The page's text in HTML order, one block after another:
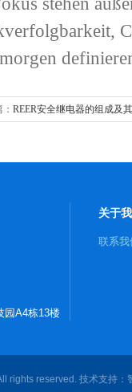
REER安全继电器的组成及
园A4栋13楼
关于
联系我
rights reserved. 技术支持：